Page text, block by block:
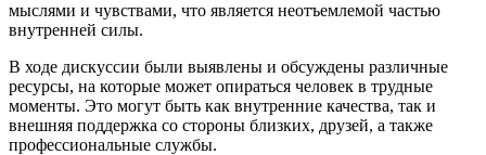
мыслями и чувствами, что является неотъемлемой частью
внутренней силы.
В ходе дискуссии были выявлены и обсуждены различные
ресурсы, на которые может опираться человек в трудные
моменты. Это могут быть как внутренние качества, так и
внешняя поддержка со стороны близких, друзей, а также
профессиональные службы.